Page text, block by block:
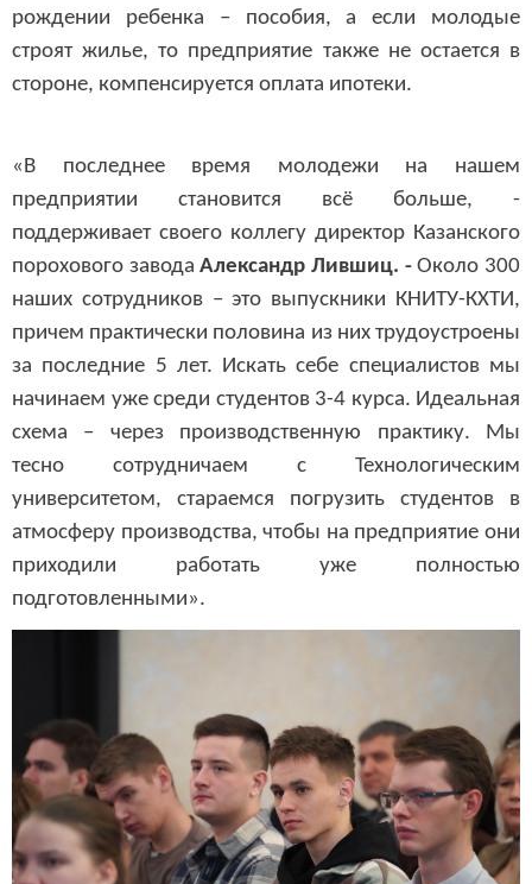
рождении ребенка – пособия, а если молодые
строят жилье, то предприятие также не остается в
стороне, компенсируется оплата ипотеки.
«В последнее время молодежи на нашем
предприятии становится всё больше, -
поддерживает своего коллегу директор Казанского
порохового заводаАлександр Лившиц. -Около 300
наших сотрудников – это выпускники КНИТУ-КХТИ,
причем практически половина из них трудоустроены
за последние 5 лет. Искать себе специалистов мы
начинаем уже среди студентов 3-4 курса. Идеальная
схема – через производственную практику. Мы
тесно сотрудничаем с Технологическим
университетом, стараемся погрузить студентов в
атмосферу производства, чтобы на предприятие они
приходили работать уже полностью
подготовленными».